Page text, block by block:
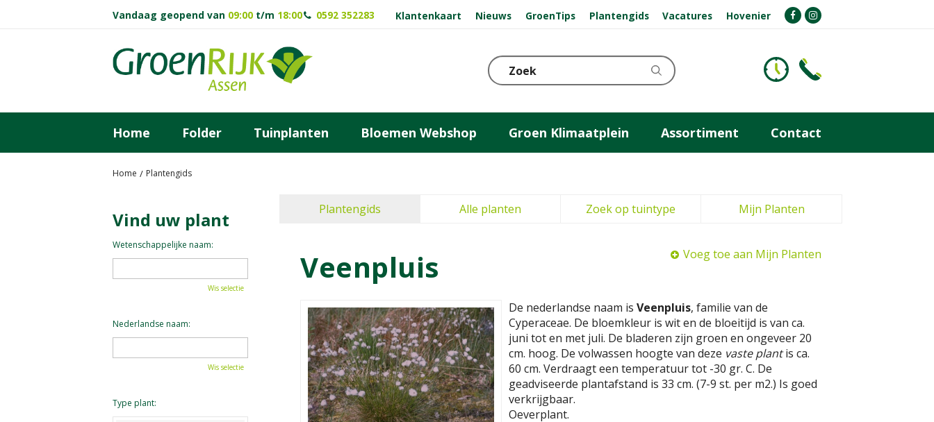
Home Plantengids
Vandaag geopend van 09:00 t/m 18:00 0592 352283 Klantenkaart Nieuws GroenTips Plantengids Vacatures Hovenier
Home Folder Tuinplanten Bloemen Webshop Groen Klimaatplein Assortiment Contact
Plantengids Alle planten Zoek op tuintype Mijn Planten
Veenpluis Voeg toe aan Mijn Planten
De nederlandse naam is Veenpluis, familie van de
Cyperaceae. De bloemkleur is wit en de bloeitijd is van ca.
juni tot en met juli. De bladeren zijn groen en ongeveer 20
cm. hoog. De volwassen hoogte van deze vaste plantis ca.
60 cm. Verdraagt een temperatuur tot -30 gr. C. De
geadviseerde plantafstand is 33 cm. (7-9 st. per m2.) Is goed
verkrijgbaar.
Oeverplant.
Vind uw plant
Wetenschappelijke naam:
Wis selectie
Nederlandse naam:
Wis selectie
Type plant: